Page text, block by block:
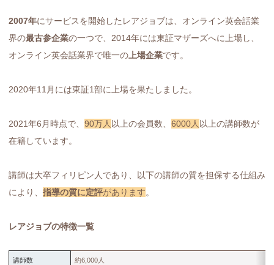
2007年にサービスを開始したレアジョブは、オンライン英会話業
界の最古参企業の一つで、2014年には東証マザーズへに上場し、
オンライン英会話業界で唯一の 上場企業です。
2020年11月には東証1部に上場を果たしました。
2021年6月時点で、 90万人 以上の会員数、 6000人 以上の講師数が
在籍しています。
講師は大卒フィリピン人であり、以下の講師の質を担保する仕組み
により、 指導の質に定評があります。
レアジョブの特徴一覧
講師数 約6,000人